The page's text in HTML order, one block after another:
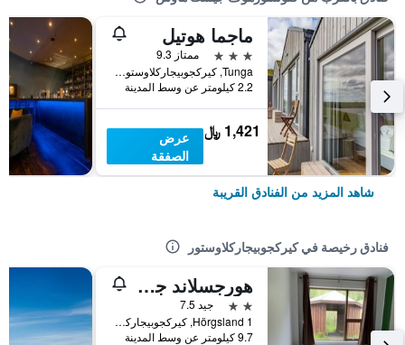
ماجما هوتيل
3 نجوم
ممتاز 9.3
Tunga, كيركجوبيجاركلاوستور, أيسلندا
2.2 كيلومتر عن وسط المدينة
1,421 ﷼
عرض
الصفقة
شاهد المزيد من الفنادق القريبة
فنادق رخيصة في كيركجوبيجاركلاوستور
هورجسلاند جيست هاوس
2 نجمتين
جيد 7.5
Hörgsland 1, كيركجوبيجاركلاوستور, أيسلندا
9.7 كيلومتر عن وسط المدينة